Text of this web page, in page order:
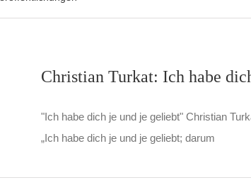
Christian Turkat: Ich habe
"Ich habe dich je und je geliebt" Christian
„Ich habe dich je und je geliebt; darum